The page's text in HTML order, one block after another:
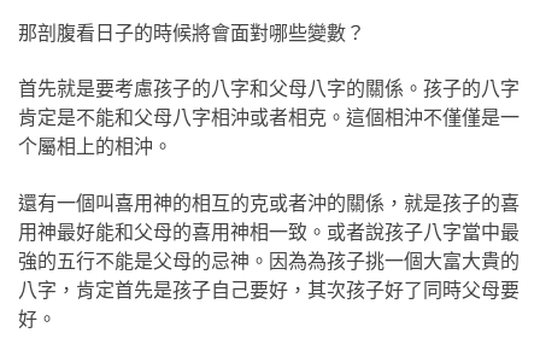
那剖腹看日子的時候將會面對哪些變數？
首先就是要考慮孩子的八字和父母八字的關係。孩子的八字
肯定是不能和父母八字相沖或者相克。這個相沖不僅僅是一
个屬相上的相沖。
還有一個叫喜用神的相互的克或者沖的關係，就是孩子的喜
用神最好能和父母的喜用神相一致。或者說孩子八字當中最
強的五行不能是父母的忌神。因為為孩子挑一個大富大貴的
八字，肯定首先是孩子自己要好，其次孩子好了同時父母要
好。